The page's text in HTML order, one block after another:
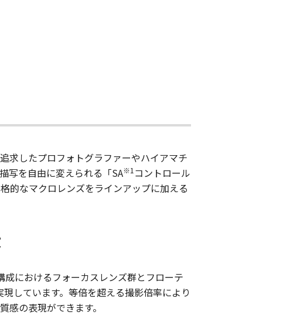
求したプロフォトグラファーやハイアマチ
写を自由に変えられる「SA※1 コントロール
的なマクロレンズをラインアップに加える
におけるフォーカスレンズ群とフローテ
しています。等倍を超える撮影倍率により
の表現ができます。